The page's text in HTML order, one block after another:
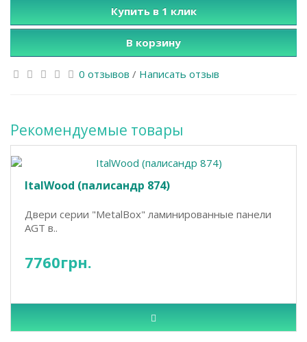
Купить в 1 клик
В корзину
0 отзывов / Написать отзыв
Рекомендуемые товары
ItalWood (палисандр 874)
Двери серии "MetalBox" ламинированные панели
AGT в..
7760грн.